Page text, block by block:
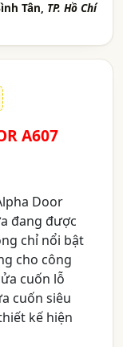
Tân, TP. Hồ Chí
A607
Door
đang được
chỉ nổi bật
cho công
cuốn lỗ
cuốn siêu
kế hiện